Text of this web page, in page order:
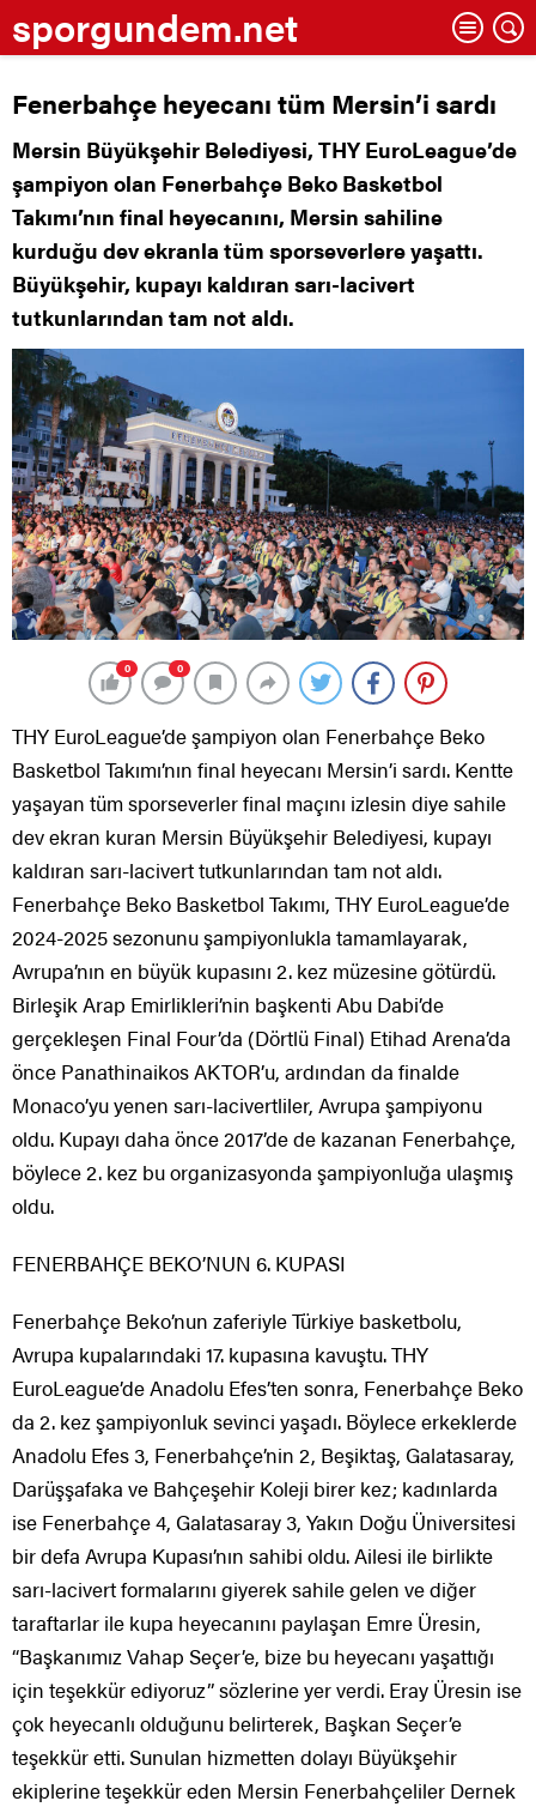
sporgundem.net
Fenerbahçe heyecanı tüm Mersin’i sardı
Mersin Büyükşehir Belediyesi, THY EuroLeague’de
şampiyon olan Fenerbahçe Beko Basketbol
Takımı’nın final heyecanını, Mersin sahiline
kurduğu dev ekranla tüm sporseverlere yaşattı.
Büyükşehir, kupayı kaldıran sarı-lacivert
tutkunlarından tam not aldı.
0 0
THY EuroLeague’de şampiyon olan Fenerbahçe Beko
Basketbol Takımı’nın final heyecanı Mersin’i sardı. Kentte
yaşayan tüm sporseverler final maçını izlesin diye sahile
dev ekran kuran Mersin Büyükşehir Belediyesi, kupayı
kaldıran sarı-lacivert tutkunlarından tam not aldı.
Fenerbahçe Beko Basketbol Takımı, THY EuroLeague’de
2024-2025 sezonunu şampiyonlukla tamamlayarak,
Avrupa’nın en büyük kupasını 2. kez müzesine götürdü.
Birleşik Arap Emirlikleri’nin başkenti Abu Dabi’de
gerçekleşen Final Four’da (Dörtlü Final) Etihad Arena’da
önce Panathinaikos AKTOR’u, ardından da finalde
Monaco’yu yenen sarı-lacivertliler, Avrupa şampiyonu
oldu. Kupayı daha önce 2017’de de kazanan Fenerbahçe,
böylece 2. kez bu organizasyonda şampiyonluğa ulaşmış
oldu.
FENERBAHÇE BEKO’NUN 6. KUPASI
Fenerbahçe Beko’nun zaferiyle Türkiye basketbolu,
Avrupa kupalarındaki 17. kupasına kavuştu. THY
EuroLeague’de Anadolu Efes’ten sonra, Fenerbahçe Beko
da 2. kez şampiyonluk sevinci yaşadı. Böylece erkeklerde
Anadolu Efes 3, Fenerbahçe’nin 2, Beşiktaş, Galatasaray,
Darüşşafaka ve Bahçeşehir Koleji birer kez; kadınlarda
ise Fenerbahçe 4, Galatasaray 3, Yakın Doğu Üniversitesi
bir defa Avrupa Kupası’nın sahibi oldu. Ailesi ile birlikte
sarı-lacivert formalarını giyerek sahile gelen ve diğer
taraftarlar ile kupa heyecanını paylaşan Emre Üresin,
“Başkanımız Vahap Seçer’e, bize bu heyecanı yaşattığı
için teşekkür ediyoruz” sözlerine yer verdi. Eray Üresin ise
çok heyecanlı olduğunu belirterek, Başkan Seçer’e
teşekkür etti. Sunulan hizmetten dolayı Büyükşehir
ekiplerine teşekkür eden Mersin Fenerbahçeliler Dernek